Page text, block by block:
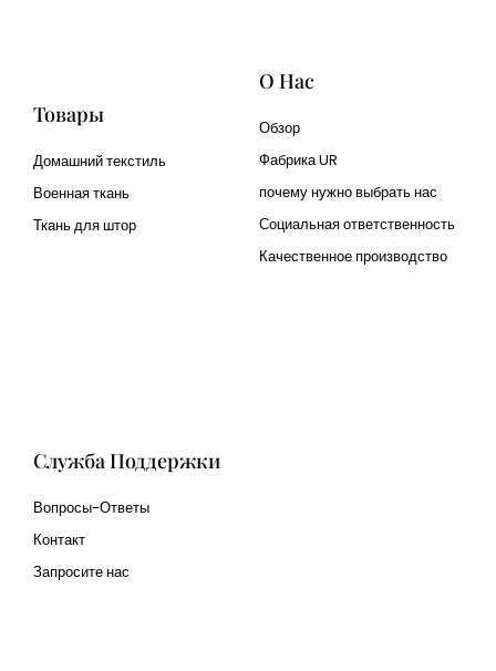
Товары
Домашний текстиль
Военная ткань
Ткань для штор
О Нас
Обзор
Фабрика UR
почему нужно выбрать нас
Социальная ответственность
Качественное производство
Служба Поддержки
Вопросы-Ответы
Контакт
Запросите нас